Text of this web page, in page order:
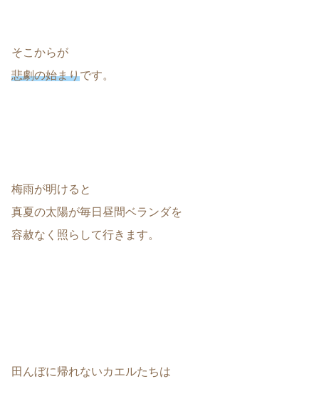
そこからが
悲劇の始まりです。
梅雨が明けると
真夏の太陽が毎日昼間ベランダを
容赦なく照らして行きます。
田んぼに帰れないカエルたちは